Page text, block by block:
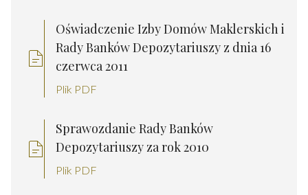
Oświadczenie Izby Domów Maklerskich i
Rady Banków Depozytariuszy z dnia 16
czerwca 2011
Plik PDF
Sprawozdanie Rady Banków
Depozytariuszy za rok 2010
Plik PDF